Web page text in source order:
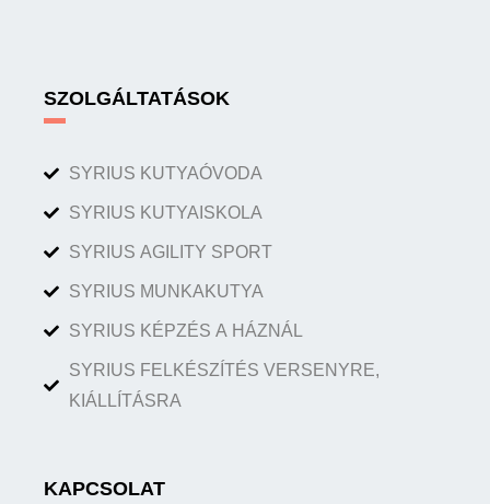
SZOLGÁLTATÁSOK
SYRIUS KUTYAÓVODA
SYRIUS KUTYAISKOLA
SYRIUS AGILITY SPORT
SYRIUS MUNKAKUTYA
SYRIUS KÉPZÉS A HÁZNÁL
SYRIUS FELKÉSZÍTÉS VERSENYRE,
KIÁLLÍTÁSRA
KAPCSOLAT